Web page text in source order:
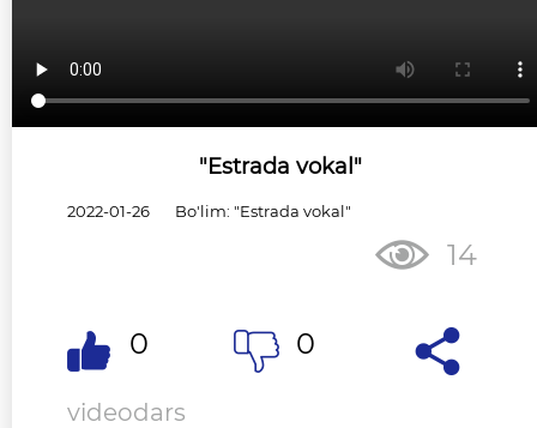
"Estrada vokal"
2022-01-26 Bo'lim: "Estrada vokal"
14
0 0
videodars